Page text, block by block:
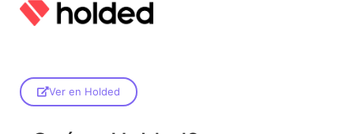
Ver en Holded